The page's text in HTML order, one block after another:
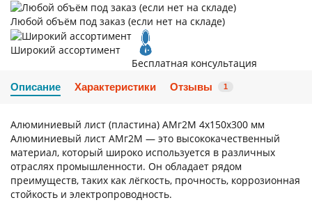
Любой объём под заказ (если нет на складе)
Широкий ассортимент
Бесплатная консультация
Описание Характеристики Отзывы 1
Алюминиевый лист (пластина) АМг2М 4х150х300 мм
Алюминиевый лист АМг2М — это высококачественный
материал, который широко используется в различных
отраслях промышленности. Он обладает рядом
преимуществ, таких как лёгкость, прочность, коррозионная
стойкость и электропроводность.